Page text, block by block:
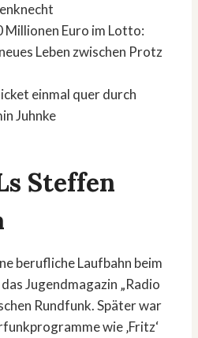
Millionen Euro im Lotto:
Leben zwischen Protz
einmal quer durch
Juhnke
Steffen
berufliche Laufbahn beim
Jugendmagazin „Radio
Rundfunk. Später war
wie ‚Fritz‘